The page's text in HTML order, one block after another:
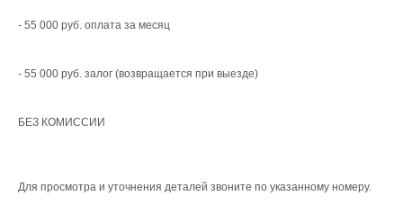
- 55 000 руб. оплата за месяц
- 55 000 руб. залог (возвращается при выезде)
БЕЗ КОМИССИИ
Для просмотра и уточнения деталей звоните по указанному номеру.